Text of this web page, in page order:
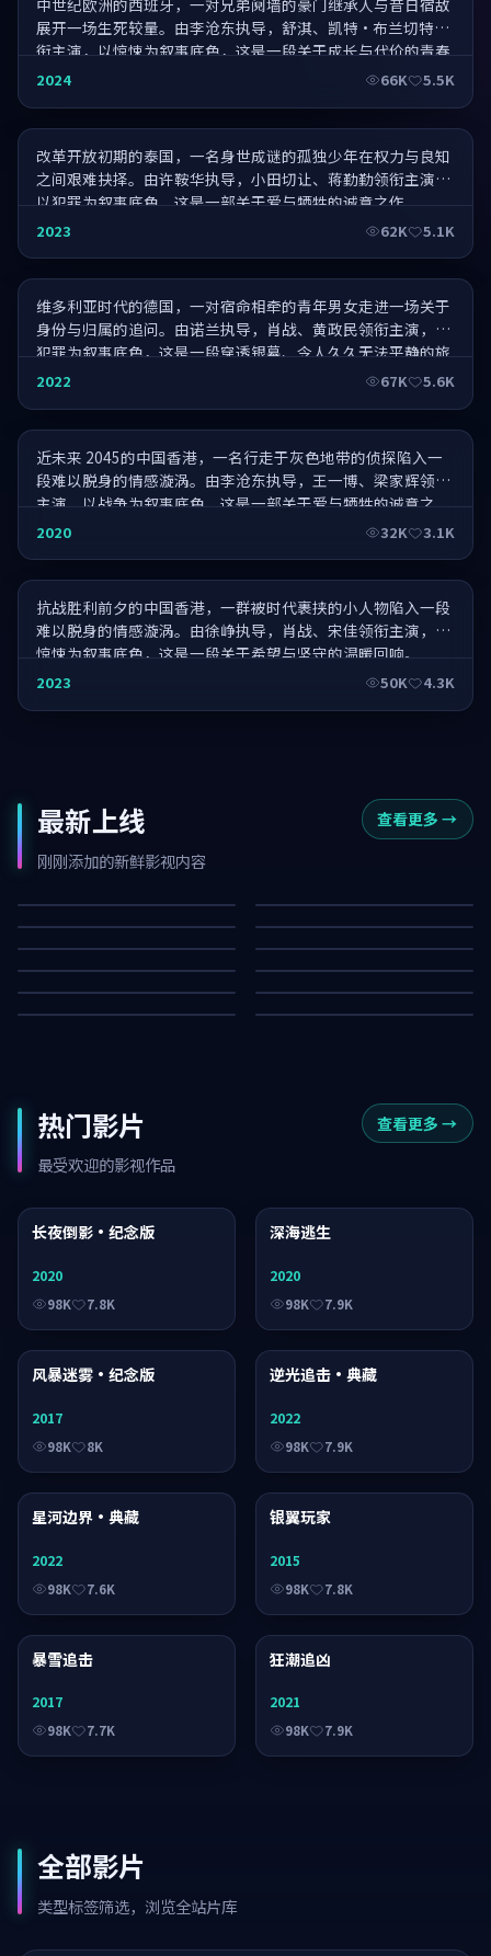
中世纪欧洲的西班牙，一对兄弟阋墙的豪门继承人与昔日宿敌
展开一场生死较量。由李沧东执导，舒淇、凯特·布兰切特领
衔主演，以惊悚为叙事底色，这是一段关于成长与代价的青春
史诗。
2024 66K 5.5K
夏日大作战·至臻典藏
改革开放初期的泰国，一名身世成谜的孤独少年在权力与良知
之间艰难抉择。由许鞍华执导，小田切让、蒋勤勤领衔主演，
以犯罪为叙事底色，这是一部关于爱与牺牲的诚意之作。
2023 62K 5.1K
春风沉醉·巅峰对决
维多利亚时代的德国，一对宿命相牵的青年男女走进一场关于
身份与归属的追问。由诺兰执导，肖战、黄政民领衔主演，以
犯罪为叙事底色，这是一段穿透银幕、令人久久无法平静的旅
程。
2022 67K 5.6K
启程·IMAX 特别版
近未来 2045的中国香港，一名行走于灰色地带的侦探陷入一
段难以脱身的情感漩涡。由李沧东执导，王一博、梁家辉领衔
主演，以战争为叙事底色，这是一部关于爱与牺牲的诚意之
作。
2020 32K 3.1K
江湖儿女·王者归来
抗战胜利前夕的中国香港，一群被时代裹挟的小人物陷入一段
难以脱身的情感漩涡。由徐峥执导，肖战、宋佳领衔主演，以
惊悚为叙事底色，这是一段关于希望与坚守的温暖回响。
2023 50K 4.3K
最新上线
刚刚添加的新鲜影视内容
查看更多 →
暗夜信号
77K
长夜之下·纪念版
暴雪信号·纪念版
迷城码头·典藏 迷城证人
零号疑踪 南港追缉·典藏
热门影片
最受欢迎的影视作品
查看更多 →
长夜倒影·纪念版
2020
98K 7.8K
深海逃生
2020
98K 7.9K
风暴迷雾·纪念版
2017
98K 8K
逆光追击·典藏
2022
98K 7.9K
星河边界·典藏
2022
98K 7.6K
银翼玩家
2015
98K 7.8K
暴雪追击
2017
98K 7.7K
狂潮追凶
2021
98K 7.9K
全部影片
类型标签筛选，浏览全站片库